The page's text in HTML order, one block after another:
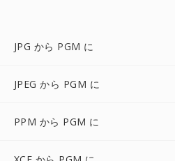
JPG から PGM に
JPEG から PGM に
PPM から PGM に